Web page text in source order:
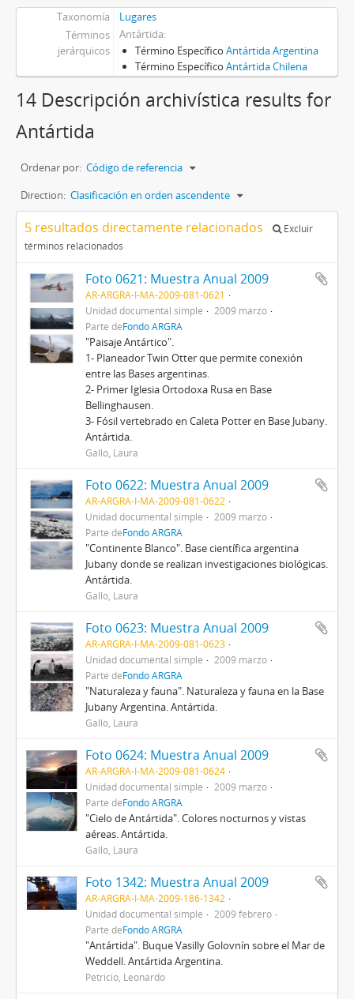
Taxonomía
Lugares
Términos
jerárquicos
Antártida
Término Específico Antártida Argentina
Término Específico Antártida Chilena
14 Descripción archivística results for
Antártida
Ordenar por: Código de referencia
Direction: Clasificación en orden ascendente
5 resultados directamente relacionados
Excluir
términos relacionados
Foto 0621: Muestra Anual 2009
AR-ARGRA-I-MA-2009-081-0621
Unidad documental simple
2009 marzo
Parte deFondo ARGRA
"Paisaje Antártico".
1- Planeador Twin Otter que permite conexión
entre las Bases argentinas.
2- Primer Iglesia Ortodoxa Rusa en Base
Bellinghausen.
3- Fósil vertebrado en Caleta Potter en Base Jubany.
Antártida.
Gallo, Laura
Foto 0622: Muestra Anual 2009
AR-ARGRA-I-MA-2009-081-0622
Unidad documental simple
2009 marzo
Parte deFondo ARGRA
"Continente Blanco". Base científica argentina
Jubany donde se realizan investigaciones biológicas.
Antártida.
Gallo, Laura
Foto 0623: Muestra Anual 2009
AR-ARGRA-I-MA-2009-081-0623
Unidad documental simple
2009 marzo
Parte deFondo ARGRA
"Naturaleza y fauna". Naturaleza y fauna en la Base
Jubany Argentina. Antártida.
Gallo, Laura
Foto 0624: Muestra Anual 2009
AR-ARGRA-I-MA-2009-081-0624
Unidad documental simple
2009 marzo
Parte deFondo ARGRA
"Cielo de Antártida". Colores nocturnos y vistas
aéreas. Antártida.
Gallo, Laura
Foto 1342: Muestra Anual 2009
AR-ARGRA-I-MA-2009-186-1342
Unidad documental simple
2009 febrero
Parte deFondo ARGRA
"Antártida". Buque Vasilly Golovnín sobre el Mar de
Weddell. Antártida Argentina.
Petricio, Leonardo